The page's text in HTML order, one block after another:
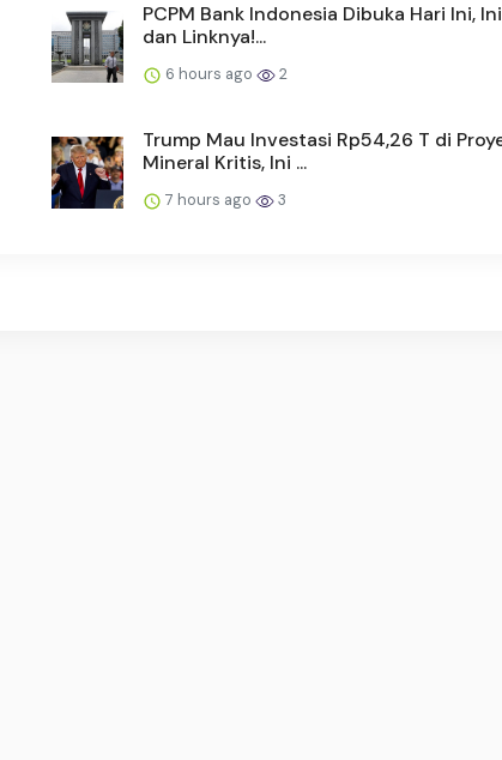
PCPM Bank Indonesia Dibuka Hari Ini,
dan Linknya!...
6 hours ago 2
Trump Mau Investasi Rp54,26 T di
Mineral Kritis, Ini ...
7 hours ago 3